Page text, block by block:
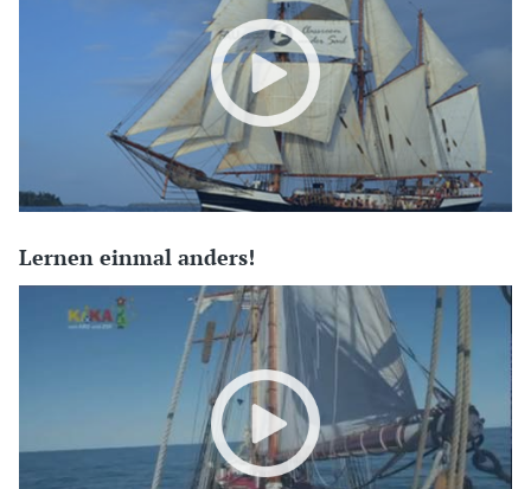
Lernen einmal anders!